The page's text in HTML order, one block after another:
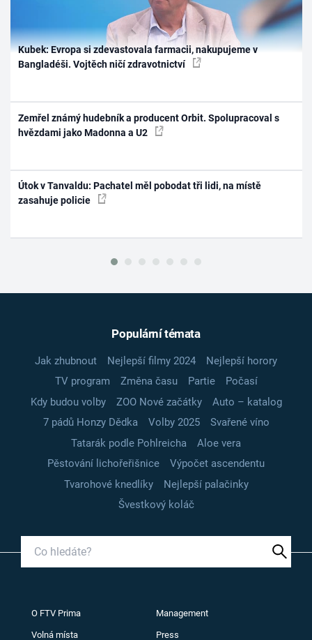
Kubek: Evropa si zdevastovala farmacii, nakupujeme v
Bangladéši. Vojtěch ničí zdravotnictví
Zemřel známý hudebník a producent Orbit. Spolupracoval s
hvězdami jako Madonna a U2
Útok v Tanvaldu: Pachatel měl pobodat tři lidi, na místě
zasahuje policie
Populární témata
Jak zhubnout Nejlepší filmy 2024
Nejlepší horory
TV program
Změna času Partie
Počasí
Kdy budou volby
ZOO Nové začátky
Auto – katalog
7 pádů Honzy Dědka
Volby 2025
Svařené víno
Tatarák podle Pohlreicha
Aloe vera
Pěstování lichořeřišnice
Výpočet ascendentu
Tvarohové knedlíky
Nejlepší palačinky
Švestkový koláč
O FTV Prima Management
Volná místa Press